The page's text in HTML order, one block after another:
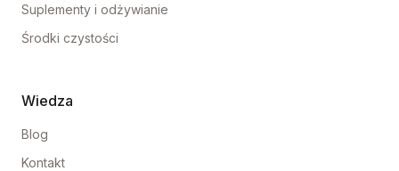
Suplementy i odżywianie
Środki czystości
Wiedza
Blog
Kontakt